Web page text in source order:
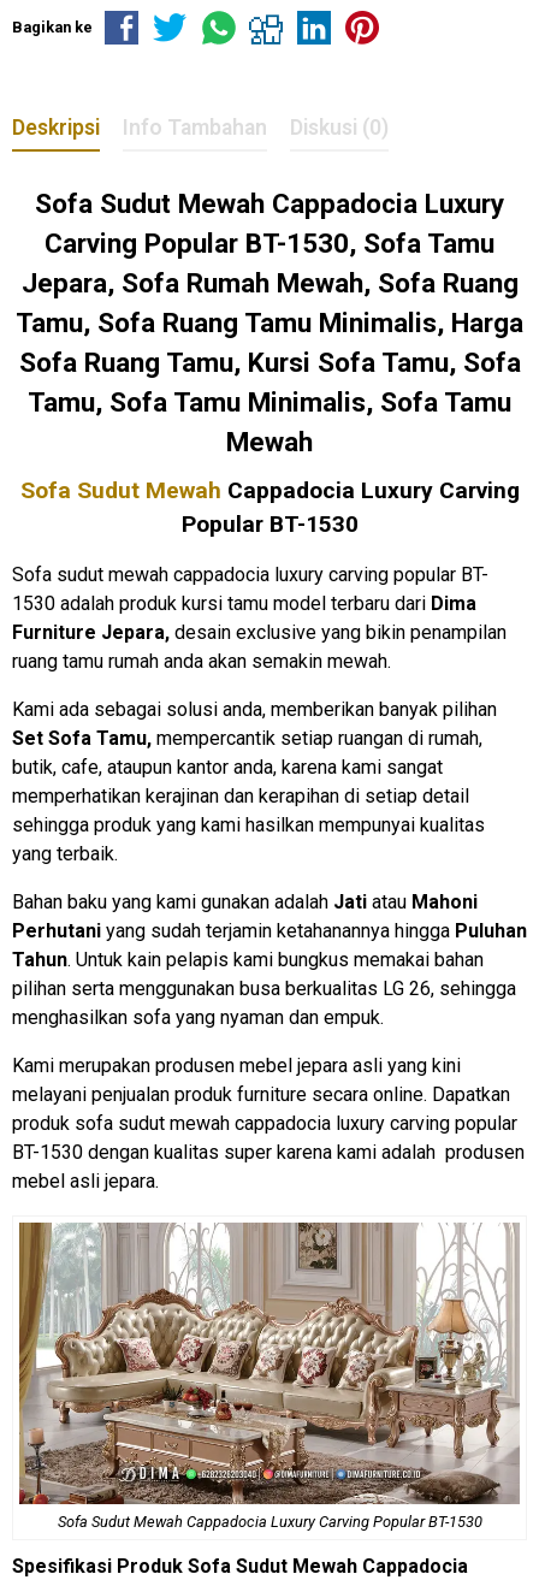
Bagikan ke
Deskripsi Info Tambahan Diskusi (0)
Sofa Sudut Mewah Cappadocia Luxury
Carving Popular BT-1530, Sofa Tamu
Jepara, Sofa Rumah Mewah, Sofa Ruang
Tamu, Sofa Ruang Tamu Minimalis, Harga
Sofa Ruang Tamu, Kursi Sofa Tamu, Sofa
Tamu, Sofa Tamu Minimalis, Sofa Tamu
Mewah
Sofa Sudut Mewah Cappadocia Luxury Carving
Popular BT-1530
Sofa sudut mewah cappadocia luxury carving popular BT-
1530 adalah produk kursi tamu model terbaru dari Dima
Furniture Jepara, desain exclusive yang bikin penampilan
ruang tamu rumah anda akan semakin mewah.
Kami ada sebagai solusi anda, memberikan banyak pilihan
Set Sofa Tamu, mempercantik setiap ruangan di rumah,
butik, cafe, ataupun kantor anda, karena kami sangat
memperhatikan kerajinan dan kerapihan di setiap detail
sehingga produk yang kami hasilkan mempunyai kualitas
yang terbaik.
Bahan baku yang kami gunakan adalah Jati atau Mahoni
Perhutani yang sudah terjamin ketahanannya hingga Puluhan
Tahun. Untuk kain pelapis kami bungkus memakai bahan
pilihan serta menggunakan busa berkualitas LG 26, sehingga
menghasilkan sofa yang nyaman dan empuk.
Kami merupakan produsen mebel jepara asli yang kini
melayani penjualan produk furniture secara online. Dapatkan
produk sofa sudut mewah cappadocia luxury carving popular
BT-1530 dengan kualitas super karena kami adalah produsen
mebel asli jepara.
Sofa Sudut Mewah Cappadocia Luxury Carving Popular BT-1530
Spesifikasi Produk Sofa Sudut Mewah Cappadocia